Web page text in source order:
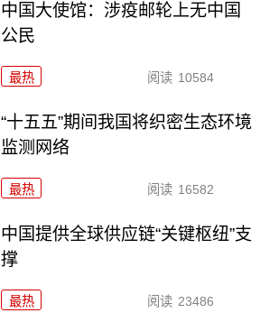
中国大使馆：涉疫邮轮上无中国
公民
最热 阅读 10584
“十五五”期间我国将织密生态环境
监测网络
最热 阅读 16582
中国提供全球供应链“关键枢纽”支
撑
最热 阅读 23486